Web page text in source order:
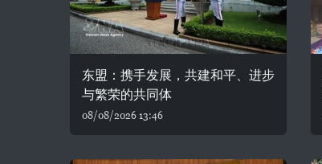
东盟：携手发展，共建和平、进步
与繁荣的共同体
08/08/2026 13:46